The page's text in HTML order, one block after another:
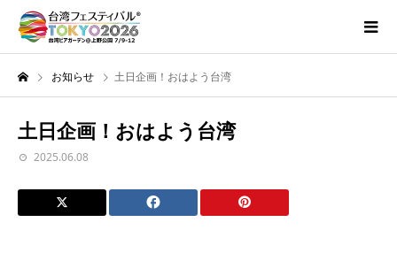
お知らせ 土日企画！おはよう台湾
土日企画！おはよう台湾
2025.06.08